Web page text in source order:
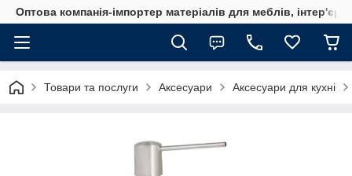
Оптова компанія-імпортер матеріалів для меблів, інтер'єру
Товари та послуги Аксесуари Аксесуари для кухні